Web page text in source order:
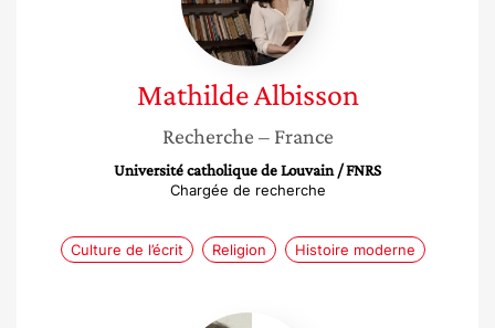
MathildeAlbisson
Recherche – France
Université catholique de Louvain / FNRS
Chargée de recherche
Culture de l’écrit Religion Histoire moderne